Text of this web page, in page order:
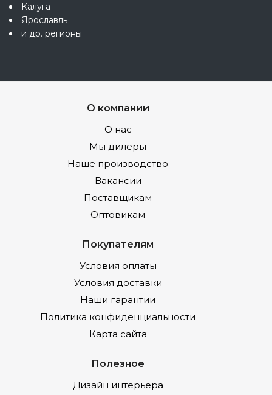
Калуга
Ярославль
и др. регионы
О компании
О нас
Мы дилеры
Наше производство
Вакансии
Поставщикам
Оптовикам
Покупателям
Условия оплаты
Условия доставки
Наши гарантии
Политика конфиденциальности
Карта сайта
Полезное
Дизайн интерьера